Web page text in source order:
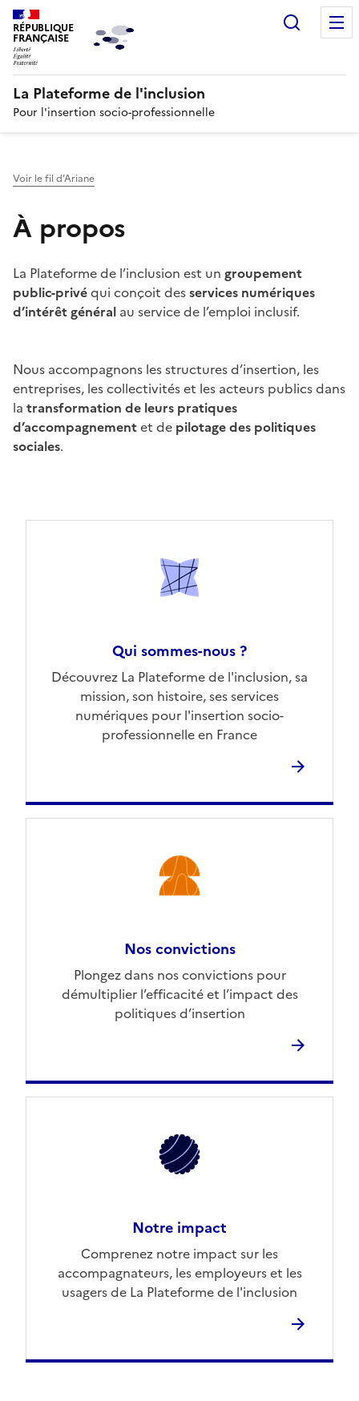
RÉPUBLIQUE
FRANÇAISE
La Plateforme de l'inclusion
Pour l'insertion socio-professionnelle
Voir le fil d’Ariane
À propos
La Plateforme de l’inclusion est un groupement
public-privéqui conçoit desservices numériques
d’intérêt général au service de l’emploi inclusif.
Nous accompagnons les structures d’insertion, les
entreprises, les collectivités et les acteurs publics dans
la transformation de leurs pratiques
d’accompagnementet de pilotage des politiques
sociales.
Qui sommes-nous ?
Découvrez La Plateforme de l'inclusion, sa
mission, son histoire, ses services
numériques pour l'insertion socio-
professionnelle en France
Nos convictions
Plongez dans nos convictions pour
démultiplier l’efficacité et l’impact des
politiques d’insertion
Notre impact
Comprenez notre impact sur les
accompagnateurs, les employeurs et les
usagers de La Plateforme de l'inclusion